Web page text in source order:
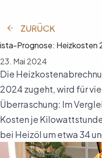
springenZURÜCK
ista-Prognose: Heizkosten
23. Mai 2024
Die
2024 zugeht, wird für
Überraschung: Im
Kosten je
bei Heizöl um etwa 34